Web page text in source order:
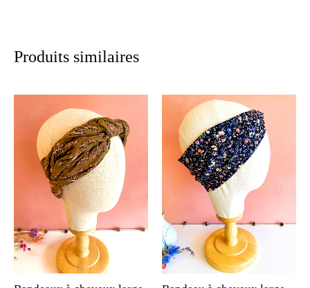
Produits similaires